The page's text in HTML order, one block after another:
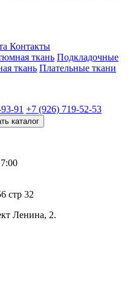
Контакты
ткань Подкладочные
ткань Плательные ткани
91 +7 (926) 719-52-53
каталог
стр 32
Ленина, 2.